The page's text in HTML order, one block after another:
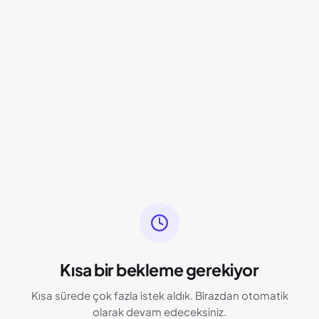
Kısa bir bekleme gerekiyor
Kısa sürede çok fazla istek aldık. Birazdan otomatik
olarak devam edeceksiniz.